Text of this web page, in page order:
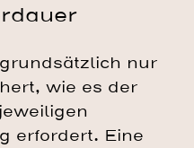
nur
wie es der
erfordert. Eine